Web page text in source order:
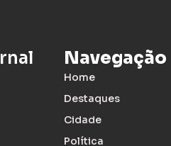
Navegação
Home
Destaques
Cidade
Política